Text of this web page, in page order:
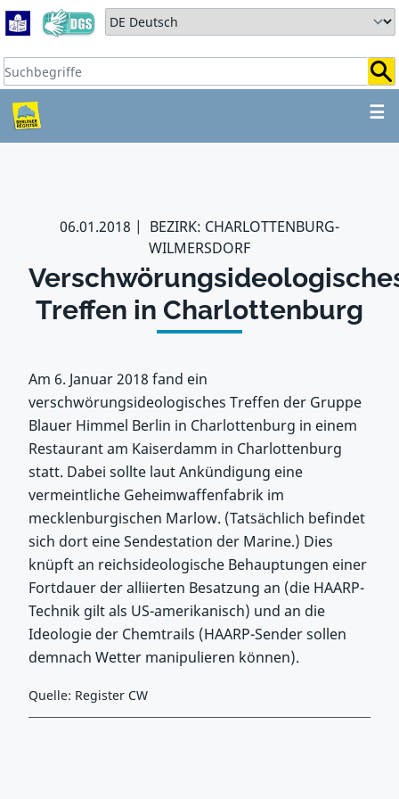
Zum Hauptbereich springen
Zum Hauptmenü springen
Sprache auswählen:
Suchbegriffe:
☰
ZUM HAUPTBEREICH
06.01.2018
BEZIRK: CHARLOTTENBURG-
WILMERSDORF
Treffen in Charlottenburg
Am 6. Januar 2018 fand ein
verschwörungsideologisches Treffen der Gruppe
Blauer Himmel Berlin in Charlottenburg in einem
Restaurant am Kaiserdamm in Charlottenburg
statt. Dabei sollte laut Ankündigung eine
vermeintliche Geheimwaffenfabrik im
mecklenburgischen Marlow. (Tatsächlich befindet
sich dort eine Sendestation der Marine.) Dies
knüpft an reichsideologische Behauptungen einer
Fortdauer der alliierten Besatzung an (die HAARP-
Technik gilt als US-amerikanisch) und an die
Ideologie der Chemtrails (HAARP-Sender sollen
demnach Wetter manipulieren können).
Quelle: Register CW